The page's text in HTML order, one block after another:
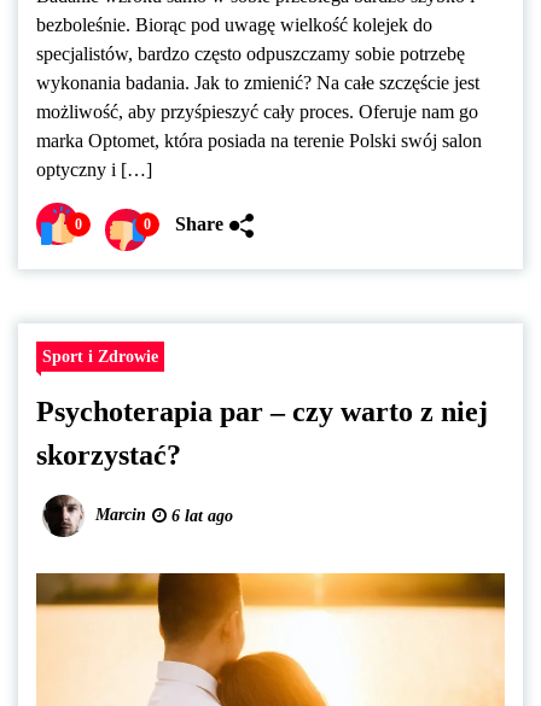
bezboleśnie. Biorąc pod uwagę wielkość kolejek do
specjalistów, bardzo często odpuszczamy sobie potrzebę
wykonania badania. Jak to zmienić? Na całe szczęście jest
możliwość, aby przyśpieszyć cały proces. Oferuje nam go
marka Optomet, która posiada na terenie Polski swój salon
optyczny i […]
0 0 Share
Sport i Zdrowie
Psychoterapia par – czy warto z niej
skorzystać?
Marcin 6 lat ago